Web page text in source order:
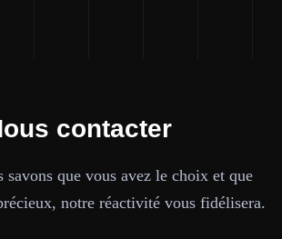
contacter
savons que vous avez le choix et que
notre réactivité vous fidélisera.